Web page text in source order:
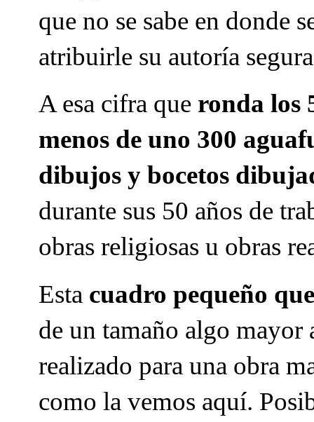
que no se sabe en donde
atribuirle su autoría
A esa cifra que ronda los
menos de uno 300
dibujos y bocetos
durante sus 50 años de
obras religiosas u obras
Esta cuadro pequeño
de un tamaño algo mayor
realizado para una obra
como la vemos aquí.